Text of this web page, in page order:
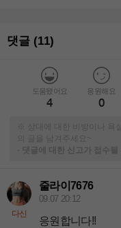
댓글 (11)
도움됐어요
4
응원해요
0
※ 상대에 대한 비방이나 욕
의 글을 남겨주세요~
-
댓글에 대한 신고가 접수
다신
줄라이7676
09.07 20:12
응원합니다!!